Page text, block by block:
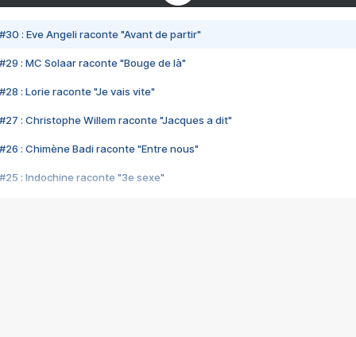
#30 : Eve Angeli raconte "Avant de partir"
#29 : MC Solaar raconte "Bouge de là"
#28 : Lorie raconte "Je vais vite"
#27 : Christophe Willem raconte "Jacques a dit"
#26 : Chimène Badi raconte "Entre nous"
#25 : Indochine raconte "3e sexe"